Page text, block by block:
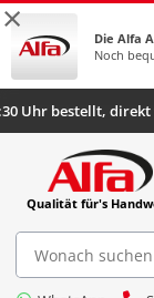
×
Die Alfa
Noch
Bis 16:30 Uhr
Qualität für's